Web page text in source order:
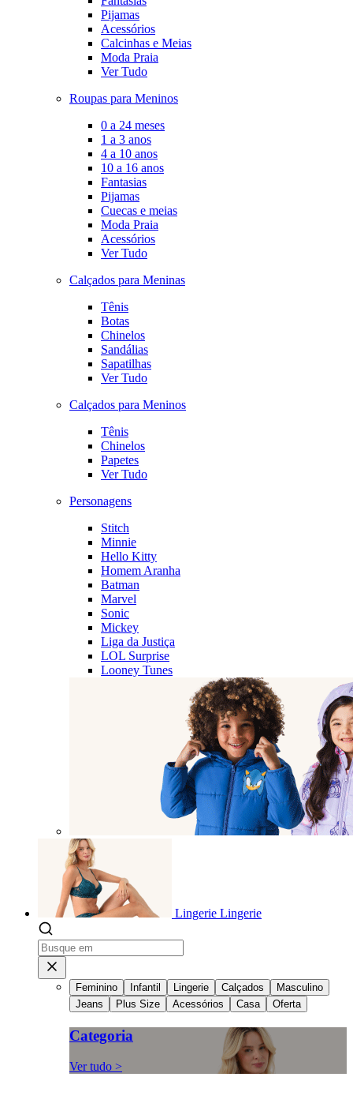
Pijamas
Acessórios
Calcinhas e Meias
Moda Praia
Ver Tudo
Roupas para Meninos
0 a 24 meses
1 a 3 anos
4 a 10 anos
10 a 16 anos
Fantasias
Pijamas
Cuecas e meias
Moda Praia
Acessórios
Ver Tudo
Calçados para Meninas
Tênis
Botas
Chinelos
Sandálias
Sapatilhas
Ver Tudo
Calçados para Meninos
Tênis
Chinelos
Papetes
Ver Tudo
Personagens
Stitch
Minnie
Hello Kitty
Homem Aranha
Batman
Marvel
Sonic
Mickey
Liga da Justiça
LOL Surprise
Looney Tunes
Lingerie Lingerie
Feminino Infantil Lingerie Calçados
Masculino
Jeans
Plus Size Acessórios Casa Oferta
Categoria
Ver tudo >